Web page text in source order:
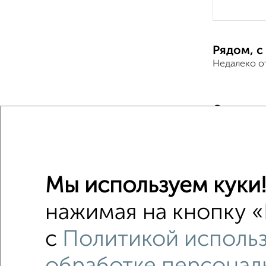
Рядом,
Недалеко
С
С
не
Мы используем куки!
нажимая на кнопку
с Политикой